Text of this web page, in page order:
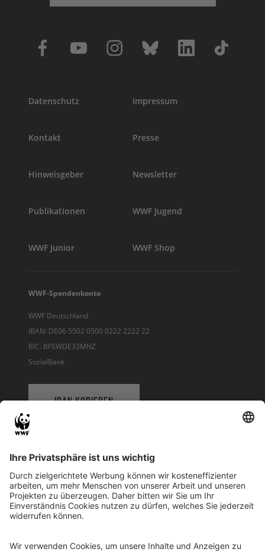
Datenschutz Impressum
Kontakt Presse
Hinweisgeber Newsletter
Publikationen WWF Jugend
WWF Junior WWF Shop
WWF-Spendenkonto
WWF Deutschland
IBAN: DE06 5502 0500 0222 2222 22
BIC: BFSWDE33MNZ
SozialBank
IBAN KOPIEREN
WWF Deutschland
Reinhardtstr. 18
10117 Berlin